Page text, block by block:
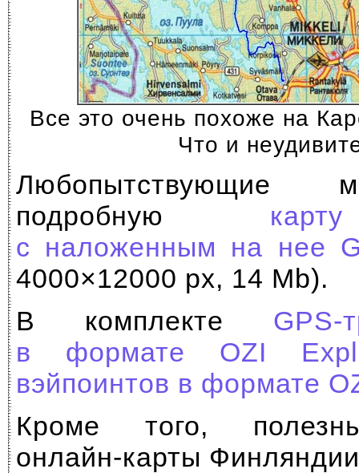
Все это очень похоже на
Что и
Любопытствующие
подробную
с наложенным на нее
4000×12000 px, 14 Mb).
В комплекте
в формате OZI
вэйпоинтов в формате
Кроме того,
онлайн-карты